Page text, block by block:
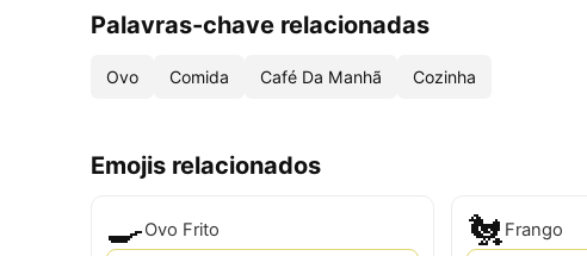
Palavras-chave relacionadas
Ovo Comida Café Da Manhã Cozinha
Emojis relacionados
🍳Ovo Frito 🐔Frango